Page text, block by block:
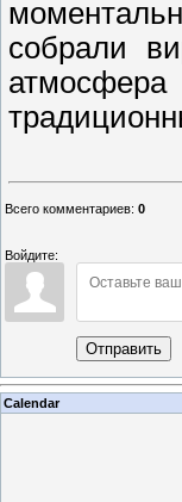
собрали
Всего комментариев: 0
Войдите:
Отправить
Calendar